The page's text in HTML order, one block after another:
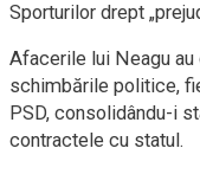
Sporturilor drept
Afacerile lui Neagu
schimbările politice,
PSD, consolidându-i
contractele cu statul.